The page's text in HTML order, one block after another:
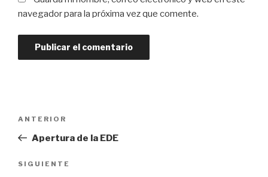
navegador para la próxima vez que comente.
ANTERIOR
Apertura de la EDE
SIGUIENTE